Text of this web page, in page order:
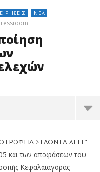
ΝΈΑ
ΣΕΛΟΝΤΑ ΑΕΓΕ”
και των αποφάσεων του
Κεφαλαιαγοράς